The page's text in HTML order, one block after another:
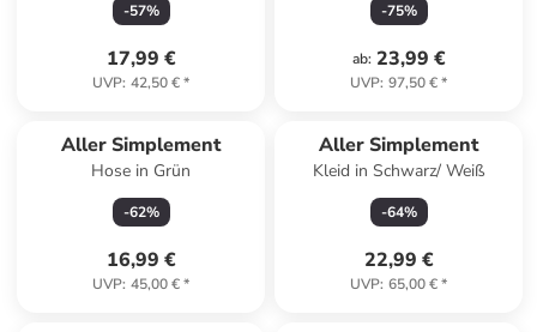
-57%
17,99 €
UVP: 42,50 €*
-75%
ab: 23,99 €
UVP: 97,50 €*
Aller Simplement
Hose in Grün
-62%
16,99 €
UVP: 45,00 €*
Aller Simplement
Kleid in Schwarz/ Weiß
-64%
22,99 €
UVP: 65,00 €*